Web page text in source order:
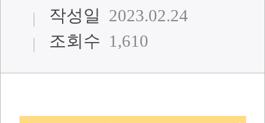
작성일 2023.02.24
조회수 1,610